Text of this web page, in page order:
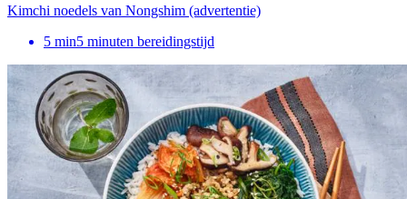
Kimchi noedels van Nongshim (advertentie)
5 min5 minuten bereidingstijd